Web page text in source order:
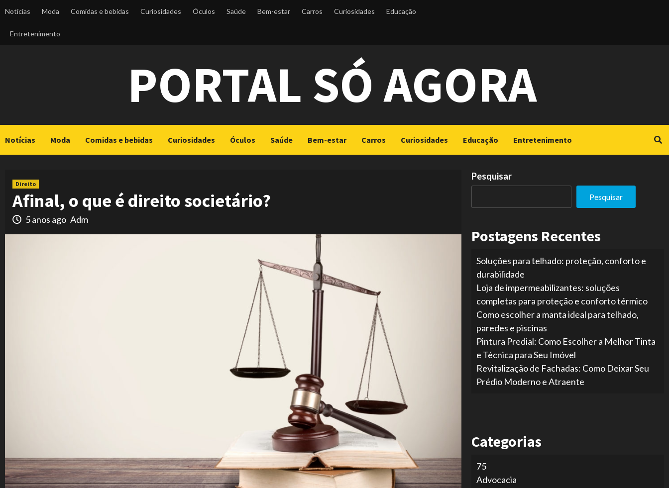
content
Notícias Moda Comidas e bebidas Curiosidades Óculos Saúde Bem-estar Carros Curiosidades Educação
Entretenimento
PORTAL SÓ AGORA
Notícias Moda Comidas e bebidas Curiosidades Óculos Saúde Bem-estar Carros Curiosidades Educação Entretenimento
Direito
Afinal, o que é direito societário?
5 anos ago Adm
Pesquisar
Pesquisar
Postagens Recentes
Soluções para telhado: proteção, conforto e
durabilidade
Loja de impermeabilizantes: soluções
completas para proteção e conforto térmico
Como escolher a manta ideal para telhado,
paredes e piscinas
Pintura Predial: Como Escolher a Melhor Tinta
e Técnica para Seu Imóvel
Revitalização de Fachadas: Como Deixar Seu
Prédio Moderno e Atraente
Categorias
75
Advocacia